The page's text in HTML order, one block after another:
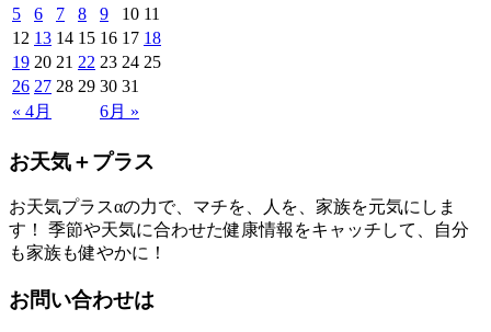
« 4月 6月 »
5
6 7 8 9 10 11
12 13 14 15 16 17 18
19 20 21 22 23 24 25
26 27 28 29 30 31
お天気＋プラス
お天気プラスαの力で、マチを、人を、家族を元気にしま
す！ 季節や天気に合わせた健康情報をキャッチして、自分
も家族も健やかに！
お問い合わせは